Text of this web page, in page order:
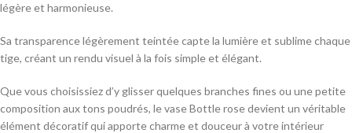
légère et harmonieuse.
Sa transparence légèrement teintée capte la lumière et sublime chaque
tige, créant un rendu visuel à la fois simple et élégant.
Que vous choisissiez d’y glisser quelques branches fines ou une petite
composition aux tons poudrés, le vase Bottle rose devient un véritable
élément décoratif qui apporte charme et douceur à votre intérieur